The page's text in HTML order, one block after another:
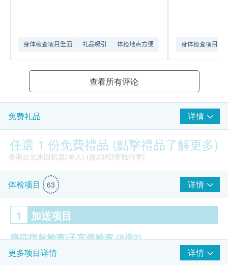
身体检查项目全面 礼品吸引 体检地点方便 身体检查项目全
查看所有评论
免费礼品 详情
任選 1 份免費禮品 (點撃禮品了解更多)
香港台北来回机票(单人) (连23KG寄舱行李)
体检项目 63 详情
1 加送项目
癌症指标检查/子宫颈检查(8选2)
子宫颈检查- 超薄柏氏抹片检查 (由女护士进行）
更多项目详情 详情